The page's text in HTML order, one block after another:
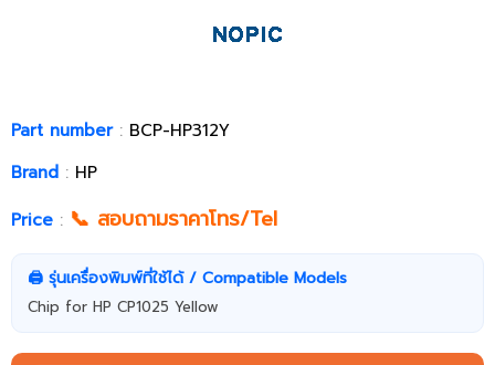
Part number: BCP-HP312Y
Brand : HP
Price : 📞 สอบถามราคาโทร/Tel
🖨️ รุ่นเครื่องพิมพ์ที่ใช้ได้ / Compatible Models
Chip for HP CP1025 Yellow